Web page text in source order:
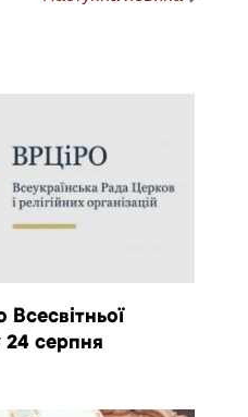
24 серпня